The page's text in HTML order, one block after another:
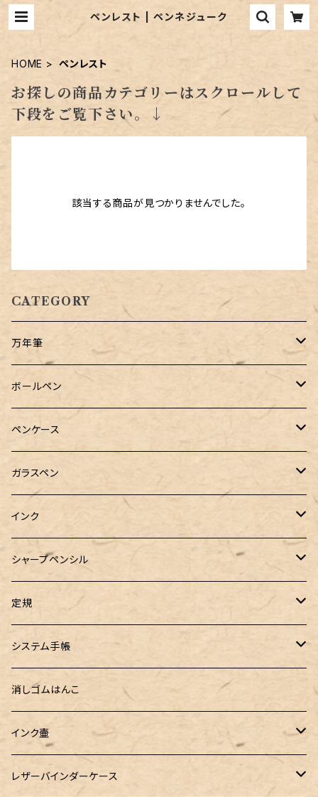
ペンレスト | ペンネジューク
HOME ペンレスト
お探しの商品カテゴリーはスクロールして
下段をご覧下さい。↓
該当する商品が見つかりませんでした。
CATEGORY
万年筆
Pelikan（ペリカン）
PILOT（パイロット）
万年筆用コンバーター
SAILOR（セーラー）
PLATINUM（プラチナ）
BENU（ベヌー）
PARKER（パーカー）
Kaweco（カヴェコ）
AURORA（アウロラ）
LAMY（ラミー）
フェリスホイールプレス
ボールペン
オリジナルボールペン
Pelikan（ペリカン）
マルチペン
PILOT（パイロット）
SAILOR（セーラー）
Caran d'Ache（カランダッシュ）
Kaweco（カヴェコ）
富士瘤クラフト
100% Pencillest 真鍮ペン
フェリスホイールプレス
ペンケース
バハギア & クラフト
ラウンドジップペンケース
ロールペンケース
&Liebe(アンドリーベ)
シーカンパニー
LOONLOON（ルンルン）
ラダイト
PARLEY (パーリィー)
ガルフストリーム
NAGASAWA（ナガサワ）
ガラスペン
工芸装置
ペンネジューク オリジナル（予約品）
ペンネジューク オリジナル（在庫品）
書籍
佐瀬工業所
リュリュ
セキセイ
寺西化学工業
ガラス工房 LUC
インク
オリジナルインク
Tono&Lims
インクガチャ
セーラー万年筆
100色インク工房
ゆらめくink
PILOT
色彩雫
フェリスホイールプレス
10mlインク
Pelican
シャープペンシル
富士瘤クラフト
こぶた工房
Steef&Co. (スティーフ)
ST Draft 短軸
ST Draft 全軸
マーベラスウッド
バディ
カヴェコ
定規
Ystudio（ワイスタジオ）
ミドリカンパニー
ラダイト
Ruk (ルカ)
システム手帳
プロッター
ミニ5サイズ
ミニ6サイズ
ダヴィンチ ロロマクラシック
ファイロファックス
消しゴムはんこ
インク壷
白石ガラス工房
レザーバインダーケース